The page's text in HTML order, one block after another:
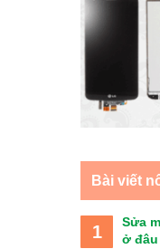
Bài viết
1
Sửa
ở đâu